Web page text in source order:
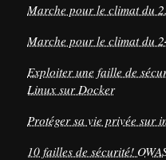
Marche pour le climat du
Marche pour le climat du
Exploiter une faille de
Linux sur Docker
Protéger sa vie privée sur
10 failles de sécurité!